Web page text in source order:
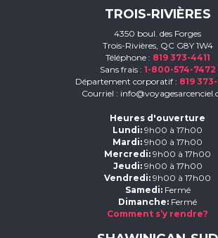
TROIS-RIVIÈRES
4350 boul. des Forges
Trois-Rivières, QC G8Y 1W4
Téléphone : 819 373-4411
Sans frais : 1-800-574-7472
Département corporatif : 819
Courriel :
Heures d'ouverture
Lundi: 9h00 à 17h00
Mardi: 9h00 à 17h00
Mercredi: 9h00 à 17h00
Jeudi:9h00 à 17h00
Vendredi: 9h00 à 17h00
Samedi:Fermé
Dimanche: Fermé
Comment s’y rendre?